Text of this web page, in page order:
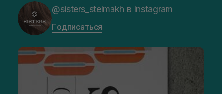
@sisters_stelmakh в Instagram
Подписаться